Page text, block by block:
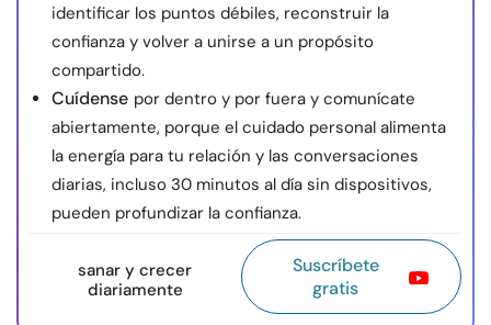
identificar los puntos débiles, reconstruir la
confianza y volver a unirse a un propósito
compartido.
Cuídense por dentro y por fuera y comunícate
abiertamente, porque el cuidado personal alimenta
la energía para tu relación y las conversaciones
diarias, incluso 30 minutos al día sin dispositivos,
pueden profundizar la confianza.
sanar y crecer
diariamente
Suscríbete
gratis